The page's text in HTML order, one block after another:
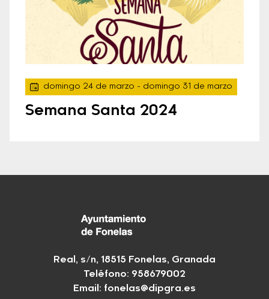
domingo 24 de marzo - domingo 31 de marzo
Semana Santa 2024
Real, s/n, 18515 Fonelas, Granada
Teléfono: 958679002
Email: fonelas@dipgra.es